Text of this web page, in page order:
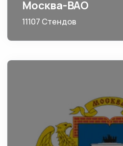
Москва-ВАО
11107 Стендов